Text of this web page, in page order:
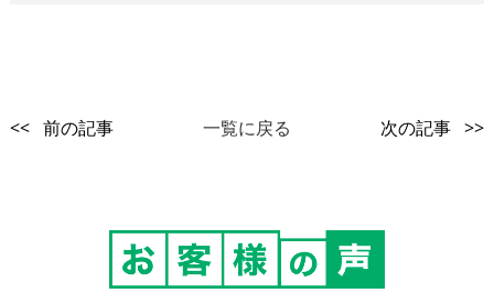
<< 前の記事 一覧に戻る 次の記事 >>